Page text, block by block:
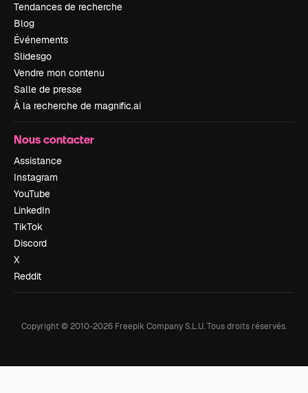
Tendances de recherche
Blog
Événements
Slidesgo
Vendre mon contenu
Salle de presse
À la recherche de magnific.ai
Nous contacter
Assistance
Instagram
YouTube
LinkedIn
TikTok
Discord
X
Reddit
Copyright © 2010-2026 Freepik Company S.L.U.Tous droits réservés.